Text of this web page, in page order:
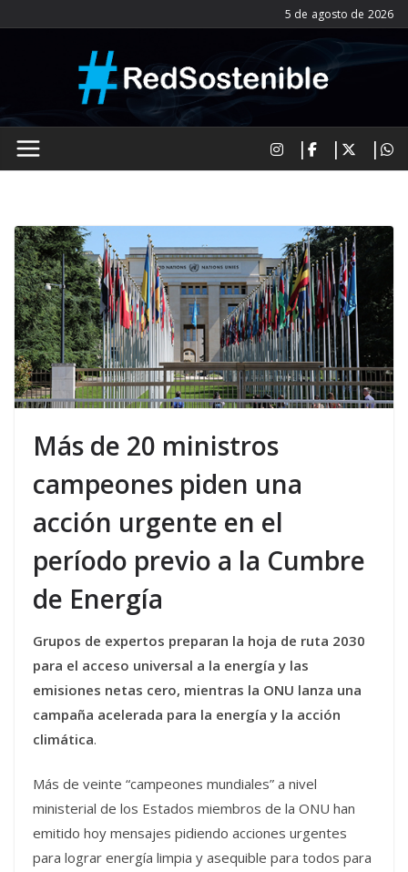
al
5 de agosto de 2026
Más de 20 ministros
campeones piden una
acción urgente en el
período previo a la Cumbre
de Energía
Grupos de expertos preparan la hoja de ruta 2030
para el acceso universal a la energía y las
emisiones netas cero, mientras la ONU lanza una
campaña acelerada para la energía y la acción
climática.
Más de veinte “campeones mundiales” a nivel
ministerial de los Estados miembros de la ONU han
emitido hoy mensajes pidiendo acciones urgentes
para lograr energía limpia y asequible para todos para